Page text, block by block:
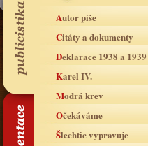
Autor píše
Citáty a dokumenty
Deklarace 1938 a 1939
Karel IV.
Modrá krev
Očekáváme
Šlechtic vypravuje